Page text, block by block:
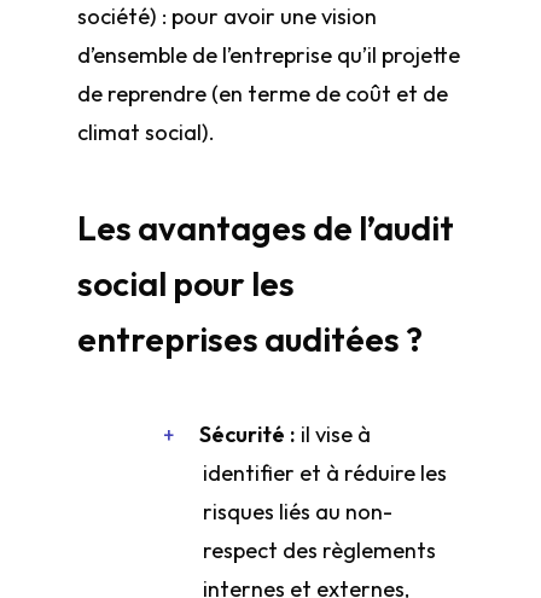
société) : pour avoir une vision
d’ensemble de l’entreprise qu’il projette
de reprendre (en terme de coût et de
climat social).
Les avantages de l’audit
social pour les
entreprises auditées ?
Sécurité : il vise à
identifier et à réduire les
risques liés au non-
respect des règlements
internes et externes,